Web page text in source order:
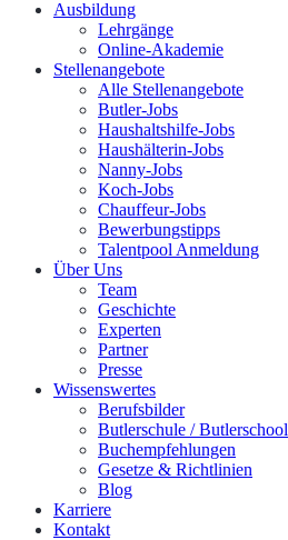
Ausbildung
Lehrgänge
Online-Akademie
Stellenangebote
Alle Stellenangebote
Butler-Jobs
Haushaltshilfe-Jobs
Haushälterin-Jobs
Nanny-Jobs
Koch-Jobs
Chauffeur-Jobs
Bewerbungstipps
Talentpool Anmeldung
Über Uns
Team
Geschichte
Experten
Partner
Presse
Wissenswertes
Berufsbilder
Butlerschule / Butlerschool
Buchempfehlungen
Gesetze & Richtlinien
Blog
Karriere
Kontakt